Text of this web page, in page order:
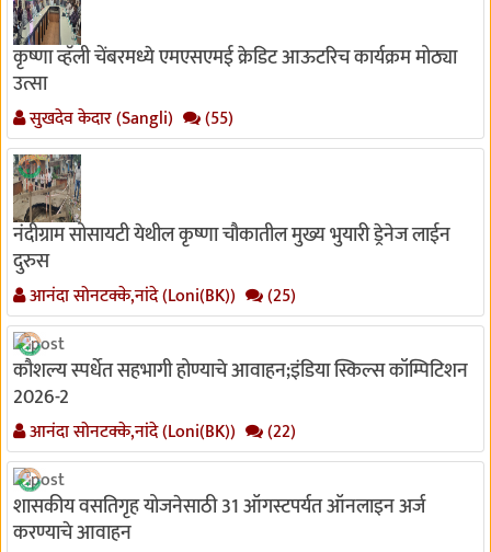
कृष्णा व्हॅली चेंबरमध्ये एमएसएमई क्रेडिट आऊटरिच कार्यक्रम मोठ्या
उत्सा
सुखदेव केदार (Sangli) (55)
नंदीग्राम सोसायटी येथील कृष्णा चौकातील मुख्य भुयारी ड्रेनेज लाईन
दुरुस
आनंदा सोनटक्के,नांदे (Loni(BK)) (25)
कौशल्य स्पर्धेत सहभागी होण्याचे आवाहन;इंडिया स्किल्स कॉम्पिटिशन
2026-2
आनंदा सोनटक्के,नांदे (Loni(BK)) (22)
शासकीय वसतिगृह योजनेसाठी 31 ऑगस्टपर्यत ऑनलाइन अर्ज
करण्याचे आवाहन